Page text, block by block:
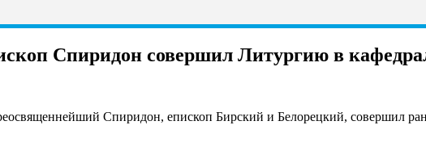
Спиридон совершил Литургию в
Спиридон, епископ Бирский и Белорецкий, совершил